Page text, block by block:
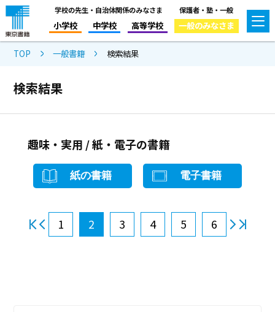
学校の先生・自治体関係のみなさま
小学校 中学校 高等学校
保護者・塾・一般
一般のみなさま
TOP 一般書籍 検索結果
検索結果
趣味・実用 / 紙・電子の書籍
紙の書籍 電子書籍
1 2 3 4 5 6